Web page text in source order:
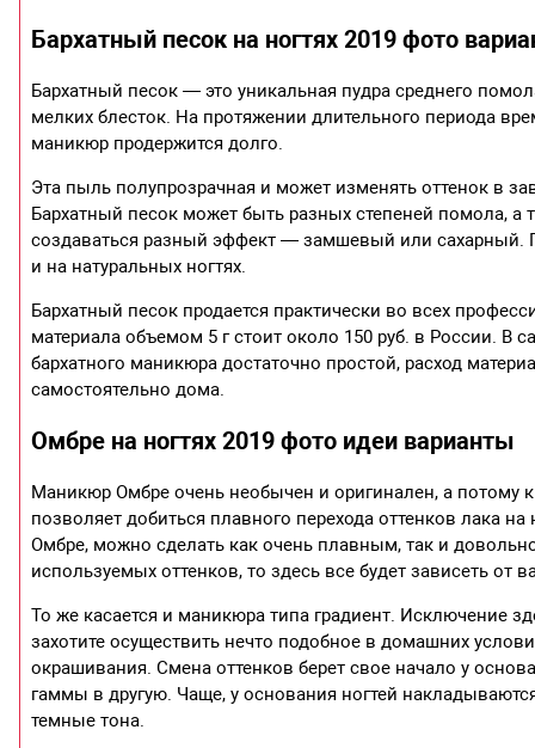
Бархатный песок на ногтях 2019 фото
Бархатный песок ― это уникальная пудра среднего
мелких блесток. На протяжении длительного периода
маникюр продержится долго.
Эта пыль полупрозрачная и может изменять оттенок в
Бархатный песок может быть разных степеней помола,
создаваться разный эффект ― замшевый или сахарный.
и на натуральных ногтях.
Бархатный песок продается практически во всех
материала объемом 5 г стоит около 150 руб. в России. В
бархатного маникюра достаточно простой, расход
самостоятельно дома.
Омбре на ногтях 2019 фото идеи варианты
Маникюр Омбре очень необычен и оригинален, а потому
позволяет добиться плавного перехода оттенков лака
Омбре, можно сделать как очень плавным, так и
используемых оттенков, то здесь все будет зависеть от
То же касается и маникюра типа градиент. Исключение
захотите осуществить нечто подобное в домашних
окрашивания. Смена оттенков берет свое начало у
гаммы в другую. Чаще, у основания ногтей
темные тона.